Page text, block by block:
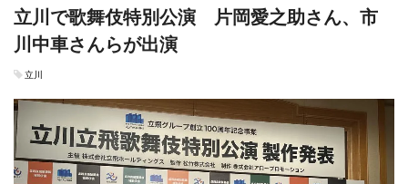
立川で歌舞伎特別公演 片岡愛之助さん、市
川中車さんらが出演
立川